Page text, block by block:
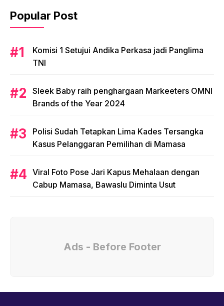
Popular Post
Komisi 1 Setujui Andika Perkasa jadi Panglima
TNI
Sleek Baby raih penghargaan Markeeters OMNI
Brands of the Year 2024
Polisi Sudah Tetapkan Lima Kades Tersangka
Kasus Pelanggaran Pemilihan di Mamasa
Viral Foto Pose Jari Kapus Mehalaan dengan
Cabup Mamasa, Bawaslu Diminta Usut
Ads - Before Footer